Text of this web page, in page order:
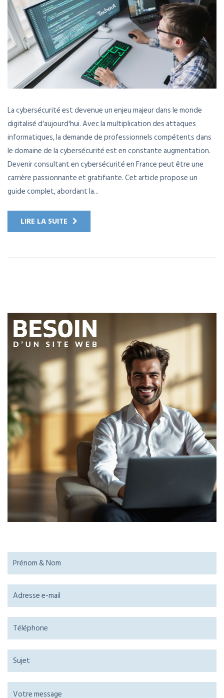
La cybersécurité est devenue un enjeu majeur dans le monde
digitalisé d'aujourd'hui. Avec la multiplication des attaques
informatiques, la demande de professionnels compétents dans
le domaine de la cybersécurité est en constante augmentation.
Devenir consultant en cybersécurité en France peut être une
carrière passionnante et gratifiante. Cet article propose un
guide complet, abordant la...
LIRE LA SUITE